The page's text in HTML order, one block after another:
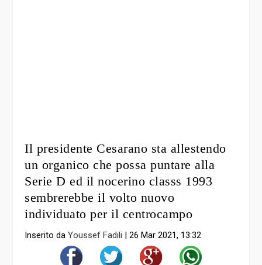
Il presidente Cesarano sta allestendo
un organico che possa puntare alla
Serie D ed il nocerino classs 1993
sembrerebbe il volto nuovo
individuato per il centrocampo
Inserito daYoussef Fadili |26 Mar 2021, 13:32